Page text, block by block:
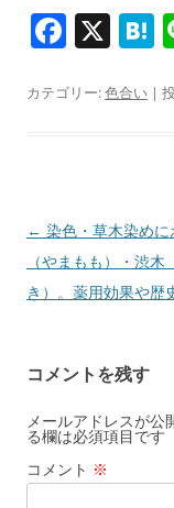
F
c
o
k
X
e
カテゴリー:色合い |
投
稿
ナ
ー
シ
ョ
ン
← 染色・草木染め
（やまもも）・渋木
き）。薬用効果や歴
コメントを残す
メールアドレスが公
る欄は必須項目です
コメント ※